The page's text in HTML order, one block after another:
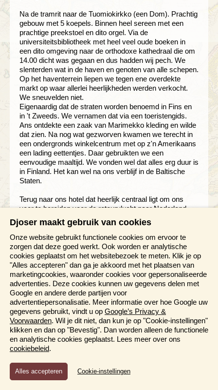
Na de tramrit naar de Tuomiokirkko (een Dom). Prachtig
gebouw met 5 koepels. Binnen heel sereen met een
prachtige preekstoel en dito orgel. Via de
universiteitsbibliotheek met heel veel oude boeken in
een dito omgeving naar de orthodoxe kathedraal die om
14.00 dicht was gegaan en dus hadden wij pech. We
slenterden wat in de haven en genoten van alle schepen.
Op het haventerrein liepen we tegen ene overdekte
markt op waar allerlei heerlijkheden werden verkocht.
We sneuvelden niet.
Eigenaardig dat de straten worden benoemd in Fins en
in 't Zweeds. We vernamen dat via een toeristengids.
Ans ontdekte een zaak van Marimekko kleding en wilde
dat zien. Na nog wat gezworven kwamen we terecht in
een ondergronds winkelcentrum met op z'n Amerikaans
een lading eettentjes. Daar gebruikten we een
eenvoudige maaltijd. We vonden wel dat alles erg duur is
in Finland. Het kan wel na ons verblijf in de Baltische
Staten.
Terug naar ons hotel dat heerlijk centraal ligt om ons
voor te bereiden voor de retourvlucht naar Nederland.
Helsinki is een zeer interessante stad waar je in een dag
te weinig kunt zien.
Dag 15 - donderdag 21 augustus: Helsinki -
Amsterdam
Is het toch nog gebeurd: mij dit dagboek in de maag
splitsen om het uit te werken en daarbij ook nog de
laatste dag laten verslaan…. Nou, vooruit dan maar! Het
was uitslapen geblazen vandaag en daarna uitgebreid
genieten van het overdadige ontbijtbuffet. Het was
moeilijk kiezen uit de glutenvrije, lactose-arme, vetloze
etc. gerechten. Er was zelfs melk die 1% melk bevatte!
Wat er dan wel in zat? Veel E-nummers concluderen
Jenny, Els en ik na enig nadenken.
Om kwart over tien verzamelen en in ganzenpas naar
het busstation. Gelukkig passen we er alle 21 in en na
Djoser maakt gebruik van cookies
Onze website gebruikt functionele cookies om ervoor te
zorgen dat deze goed werkt. Ook worden er analytische
cookies geplaatst om het websitebezoek te meten. Klik je op
"Alles accepteren" dan ga je akkoord met het plaatsen van
marketingcookies, waaronder cookies voor gepersonaliseerde
advertenties. Deze cookies kunnen uw gegevens delen met
Google en andere derde partijen voor
advertentiepersonalisatie. Meer informatie over hoe Google uw
gegevens gebruikt, vindt u op Google’s Privacy &
Voorwaarden. Wil je dit niet, dan kun je op "Cookie-instellingen"
klikken en dan op "Bevestig". Dan worden alleen de functionele
en analytische cookies geplaatst. Lees meer over ons
cookiebeleid.
Functioneel en Analytisch
Cookies die er voor zorgen dat de website naar behoren
Cookie-instellingen